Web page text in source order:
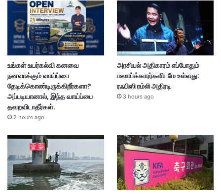
உங்கள் உயர்கல்வி கனவை
நனவாக்கும் வாய்ப்பை
தேடிக்கொண்டிருக்கிறீர்களா?
அப்படியானால், இந்த வாய்ப்பை
தவறவிடாதீர்கள்.
2 hours ago
அரசியல் அதிகாரம் எப்போதும்
மலாய்க்காரர்களிடமே உள்ளது:
ரஃபிஸி ரம்லி அதிரடி
3 hours ago